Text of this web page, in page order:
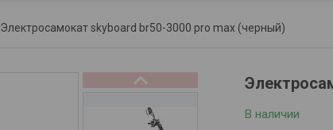
Электросамокат skyboard br50-3000 pro max (черный)
В наличии